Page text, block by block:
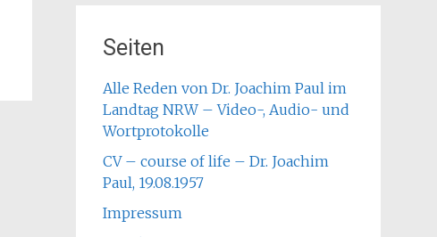
Seiten
Alle Reden von Dr. Joachim Paul im
Landtag NRW – Video-, Audio- und
Wortprotokolle
CV – course of life – Dr. Joachim
Paul, 19.08.1957
Impressum